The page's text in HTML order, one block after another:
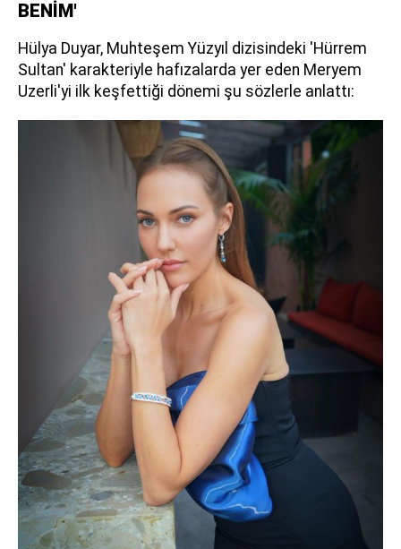
BENİM'
Hülya Duyar, Muhteşem Yüzyıl dizisindeki 'Hürrem
Sultan' karakteriyle hafızalarda yer eden Meryem
Uzerli'yi ilk keşfettiği dönemi şu sözlerle anlattı: